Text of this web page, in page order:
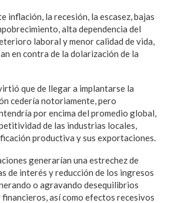
inflación, la recesión, la escasez, bajas
alta dependencia del
laboral y menor calidad de vida,
en contra de la dolarización de la
que de llegar a implantarse la
cedería notoriamente, pero
por encima del promedio global,
de las industrias locales,
productiva y sus exportaciones.
generarían una estrechez de
de interés y reducción de los ingresos
o agravando desequilibrios
así como efectos recesivos